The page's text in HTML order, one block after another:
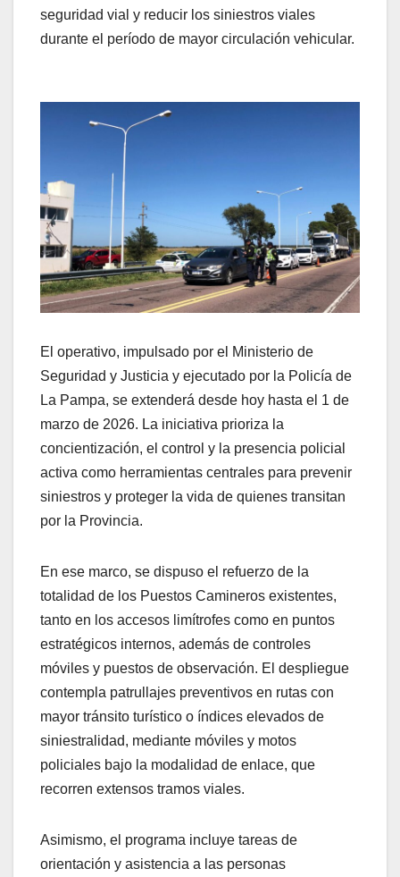
seguridad vial y reducir los siniestros viales
durante el período de mayor circulación vehicular.
El operativo, impulsado por el Ministerio de
Seguridad y Justicia y ejecutado por la Policía de
La Pampa, se extenderá desde hoy hasta el 1 de
marzo de 2026. La iniciativa prioriza la
concientización, el control y la presencia policial
activa como herramientas centrales para prevenir
siniestros y proteger la vida de quienes transitan
por la Provincia.
En ese marco, se dispuso el refuerzo de la
totalidad de los Puestos Camineros existentes,
tanto en los accesos limítrofes como en puntos
estratégicos internos, además de controles
móviles y puestos de observación. El despliegue
contempla patrullajes preventivos en rutas con
mayor tránsito turístico o índices elevados de
siniestralidad, mediante móviles y motos
policiales bajo la modalidad de enlace, que
recorren extensos tramos viales.
Asimismo, el programa incluye tareas de
orientación y asistencia a las personas